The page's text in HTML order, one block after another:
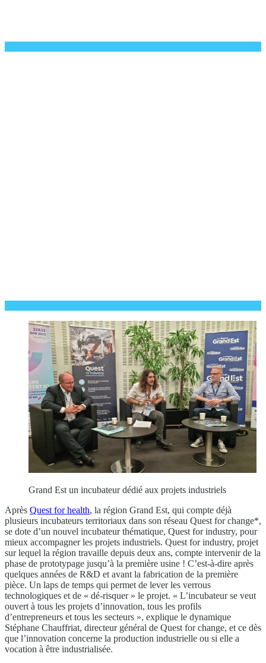
Grand Est un incubateur dédié aux projets industriels
Après Quest for health, la région Grand Est, qui compte déjà
plusieurs incubateurs territoriaux dans son réseau Quest for change*,
se dote d’un nouvel incubateur thématique, Quest for industry, pour
mieux accompagner les projets industriels. Quest for industry, projet
sur lequel la région travaille depuis deux ans, compte intervenir de la
phase de prototypage jusqu’à la première usine ! C’est-à-dire après
quelques années de R&D et avant la fabrication de la première
pièce. Un laps de temps qui permet de lever les verrous
technologiques et de « dé-risquer » le projet. « L’incubateur se veut
ouvert à tous les projets d’innovation, tous les profils
d’entrepreneurs et tous les secteurs », explique le dynamique
Stéphane Chauffriat, directeur général de Quest for change, et ce dès
que l’innovation concerne la production industrielle ou si elle a
vocation à être industrialisée.